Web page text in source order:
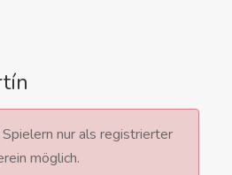
nur als registrierter
möglich.